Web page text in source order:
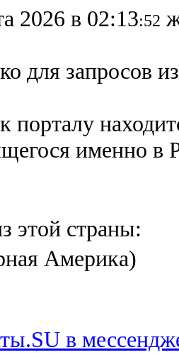
2026 в 02:13:52
для запросов
именно в
этой страны:
Америка)
в